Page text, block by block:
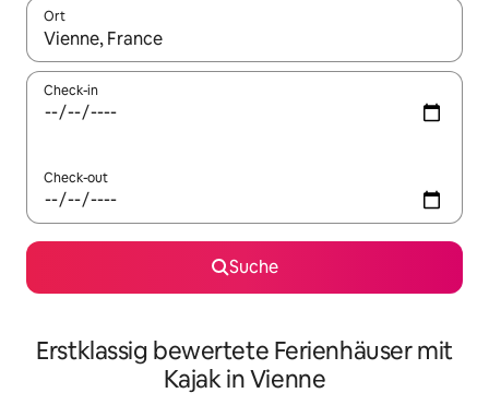
Ort
Wenn Ergebnisse verfügbar sind, navigiere mit den
Check-in
Check-out
Suche
Erstklassig bewertete Ferienhäuser mit
Kajak in Vienne